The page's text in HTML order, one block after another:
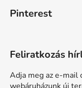
Pinterest
Feliratkozás
Adja meg az e-mail